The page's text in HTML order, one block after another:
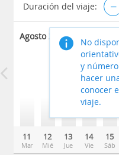
Duración del viaje: –
Agosto 2026
11
Mar
12
Mié
13
Jue
14
Vie
15
Sáb
No
y
hacer
conocer
viaje.